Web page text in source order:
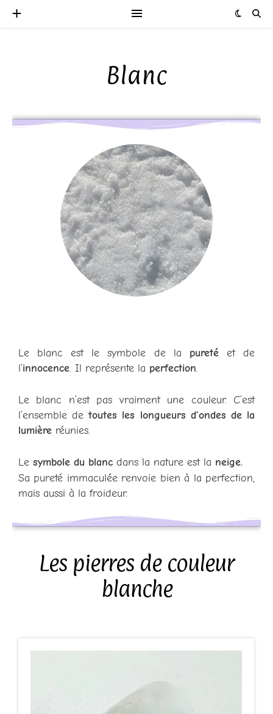
Blanc
Le blanc est le symbole de la puretéet de
l’innocence. Il représente la perfection.
Le blanc n’est pas vraiment une couleur. C’est
l’ensemble detoutes les longueurs d’ondes de la
lumière réunies.
Le symbole du blanc dans la nature est la neige.
Sa pureté immaculée renvoie bien à la perfection,
mais aussi à la froideur.
Les pierres de couleur
blanche